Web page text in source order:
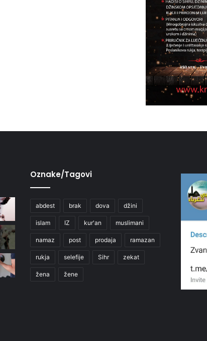
Oznake/Tagovi
abdest brak dova džini
islam IZ kur'an muslimani
namaz post prodaja ramazan
rukja selefije Sihr zekat
žena žene